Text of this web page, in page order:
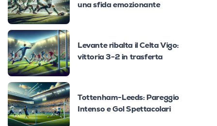
una sfida emozionante
Levante ribalta il Celta Vigo:
vittoria 3-2 in trasferta
Tottenham-Leeds: Pareggio
Intenso e Gol Spettacolari